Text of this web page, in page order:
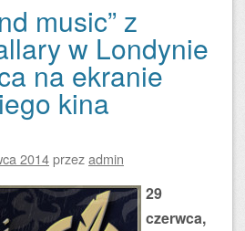
music” z
w Londynie
na ekranie
kina
2014przezadmin
29
czerwca,